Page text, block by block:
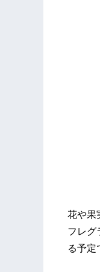
花や果
フレグ
る予定